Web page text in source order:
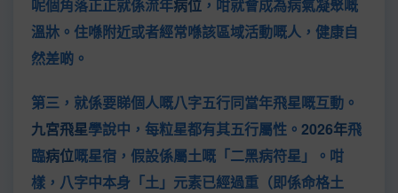
呢個角落正正就係流年病位 ，咁就會成為病氣凝聚嘅
溫牀。住喺附近或者經常喺該區域活動嘅人，健康自
然差啲。
第三，就係要睇個人嘅八字五行同當年飛星嘅互動。
九宮飛星學說中，每粒星都有其五行屬性。 2026年飛
臨病位嘅星宿，假設係屬土嘅「二黑病符星」。咁
樣，八字中本身「土」元素已經過重（即係命格土